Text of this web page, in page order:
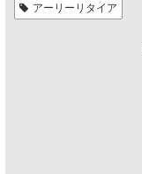
アーリーリタイア